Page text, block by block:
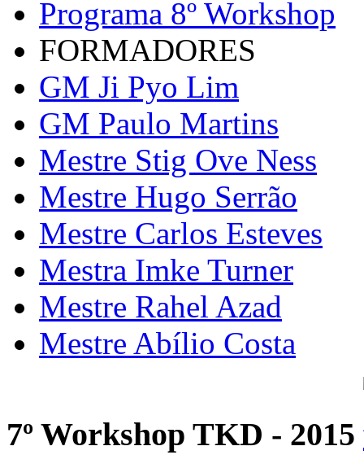
Programa 8º Workshop
FORMADORES
GM Ji Pyo Lim
GM Paulo Martins
Mestre Stig Ove Ness
Mestre Hugo Serrão
Mestre Carlos Esteves
Mestra Imke Turner
Mestre Rahel Azad
Mestre Abílio Costa
7º Workshop TKD - 2015